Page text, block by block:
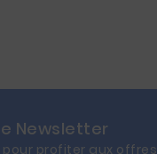
Newsletter
profiter aux